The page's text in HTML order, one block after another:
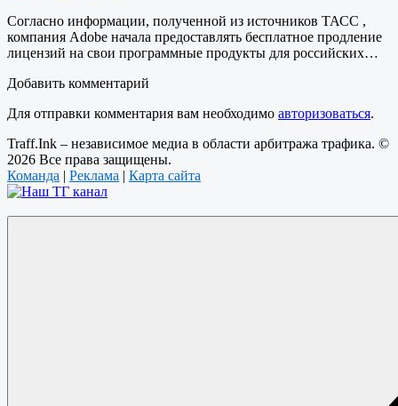
Согласно информации, полученной из источников ТАСС ,
компания Adobe начала предоставлять бесплатное продление
лицензий на свои программные продукты для российских…
Добавить комментарий
Для отправки комментария вам необходимо авторизоваться.
Traff.Ink – независимое медиа в области арбитража трафика. ©
2026 Все права защищены.
Команда | Реклама | Карта сайта